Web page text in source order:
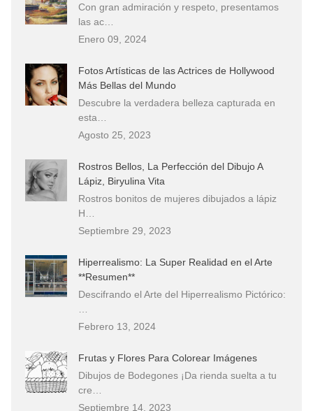
Con gran admiración y respeto, presentamos
las ac…
Enero 09, 2024
Fotos Artísticas de las Actrices de Hollywood
Más Bellas del Mundo
Descubre la verdadera belleza capturada en
esta…
Agosto 25, 2023
Rostros Bellos, La Perfección del Dibujo A
Lápiz, Biryulina Vita
Rostros bonitos de mujeres dibujados a lápiz
H…
Septiembre 29, 2023
Hiperrealismo: La Super Realidad en el Arte
**Resumen**
Descifrando el Arte del Hiperrealismo Pictórico:
Febrero 13, 2024
Frutas y Flores Para Colorear Imágenes
Dibujos de Bodegones ¡Da rienda suelta a tu
cre…
Septiembre 14, 2023